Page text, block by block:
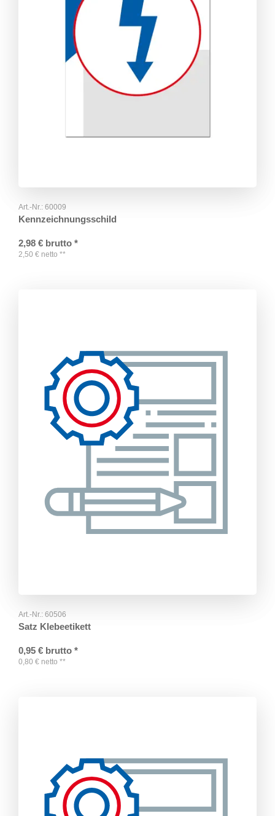
Art.-Nr.: 60009
Kennzeichnungsschild
2,98 € brutto *
2,50 € netto **
Art.-Nr.: 60506
Satz Klebeetikett
0,95 € brutto *
0,80 € netto **